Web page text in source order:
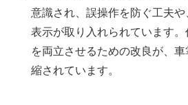
意識され、誤操作を防ぐ工夫
表示が取り入れられています
を両立させるための改良が、
縮されています。